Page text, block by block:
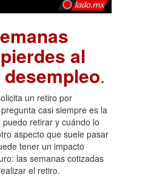
al
.
un retiro por
casi siempre es la
retirar y cuándo lo
aspecto que suele pasar
tener un impacto
las semanas cotizadas
el retiro.